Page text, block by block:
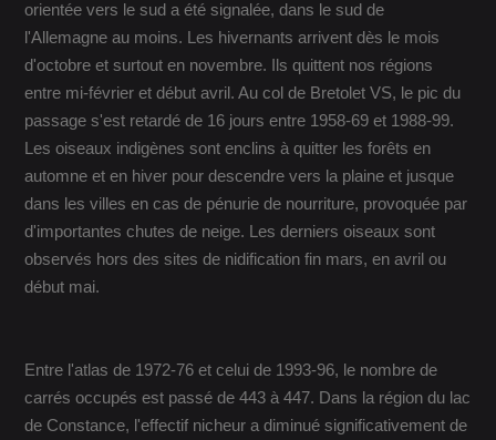
orientée vers le sud a été signalée, dans le sud de
l'Allemagne au moins. Les hivernants arrivent dès le mois
d'octobre et surtout en novembre. Ils quittent nos régions
entre mi-février et début avril. Au col de Bretolet VS, le pic du
passage s'est retardé de 16 jours entre 1958-69 et 1988-99.
Les oiseaux indigènes sont enclins à quitter les forêts en
automne et en hiver pour descendre vers la plaine et jusque
dans les villes en cas de pénurie de nourriture, provoquée par
d'importantes chutes de neige. Les derniers oiseaux sont
observés hors des sites de nidification fin mars, en avril ou
début mai.
Entre l'atlas de 1972-76 et celui de 1993-96, le nombre de
carrés occupés est passé de 443 à 447. Dans la région du lac
de Constance, l'effectif nicheur a diminué significativement de